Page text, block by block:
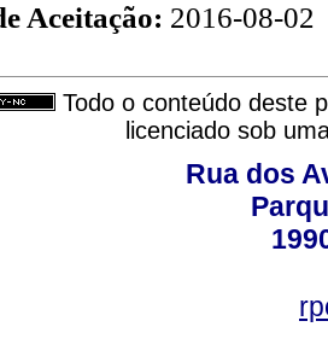
Aceitação: 2016-08-02
Todo o conteúdo deste
licenciado sob
Rua dos